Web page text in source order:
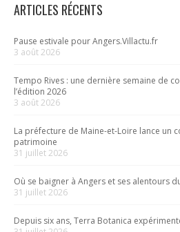
ARTICLES RÉCENTS
Pause estivale pour Angers.Villactu.fr
3 août 2026
Tempo Rives : une dernière semaine de
l’édition 2026
3 août 2026
La préfecture de Maine-et-Loire lance un
patrimoine
31 juillet 2026
Où se baigner à Angers et ses alentours
31 juillet 2026
Depuis six ans, Terra Botanica